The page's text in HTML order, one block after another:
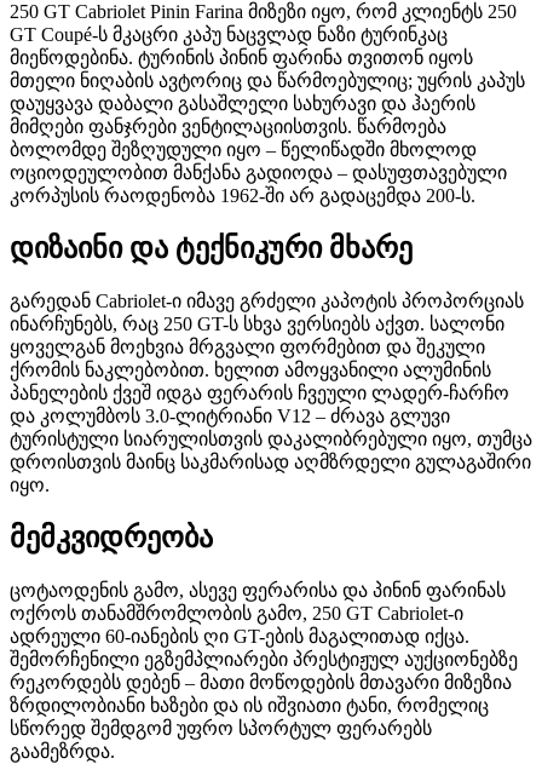
250 GT Cabriolet Pinin Farina მიზეზი იყო, რომ კლიენტს 250
GT Coupé-ს მკაცრი კაპუ ნაცვლად ნაზი ტურინკაც
მიეწოდებინა. ტურინის პინინ ფარინა თვითონ იყოს
მთელი ნიღაბის ავტორიც და წარმოებულიც; უყრის კაპუს
დაუყვავა დაბალი გასაშლელი სახურავი და ჰაერის
მიმღები ფანჯრები ვენტილაციისთვის. წარმოება
ბოლომდე შეზღუდული იყო – წელიწადში მხოლოდ
ოციოდეულობით მანქანა გადიოდა – დასუფთავებული
კორპუსის რაოდენობა 1962-ში არ გადაცემდა 200-ს.
დიზაინი და ტექნიკური მხარე
გარედან Cabriolet-ი იმავე გრძელი კაპოტის პროპორციას
ინარჩუნებს, რაც 250 GT-ს სხვა ვერსიებს აქვთ. სალონი
ყოველგან მოეხვია მრგვალი ფორმებით და შეკული
ქრომის ნაკლებობით. ხელით ამოყვანილი ალუმინის
პანელების ქვეშ იდგა ფერარის ჩვეული ლადერ-ჩარჩო
და კოლუმბოს 3.0-ლიტრიანი V12 – ძრავა გლუვი
ტურისტული სიარულისთვის დაკალიბრებული იყო, თუმცა
დროისთვის მაინც საკმარისად აღმზრდელი გულაგაშირი
იყო.
მემკვიდრეობა
ცოტაოდენის გამო, ასევე ფერარისა და პინინ ფარინას
ოქროს თანამშრომლობის გამო, 250 GT Cabriolet-ი
ადრეული 60-იანების ღი GT-ების მაგალითად იქცა.
შემორჩენილი ეგზემპლიარები პრესტიჟულ აუქციონებზე
რეკორდებს დებენ – მათი მოწოდების მთავარი მიზეზია
ზრდილობიანი ხაზები და ის იშვიათი ტანი, რომელიც
სწორედ შემდგომ უფრო სპორტულ ფერარებს
გაამეზრდა.